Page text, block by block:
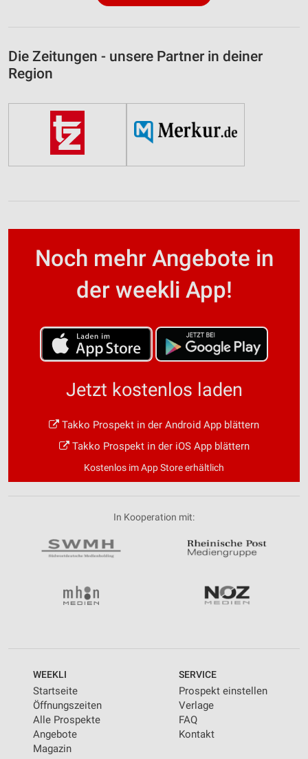
Die Zeitungen - unsere Partner in deiner
Region
Noch mehr Angebote in
der weekli App!
Jetzt kostenlos laden
Takko Prospekt in der Android App blättern
Takko Prospekt in der iOS App blättern
Kostenlos im App Store erhältlich
In Kooperation mit:
WEEKLI
Startseite
Öffnungszeiten
Alle Prospekte
Angebote
Magazin
SERVICE
Prospekt einstellen
Verlage
FAQ
Kontakt